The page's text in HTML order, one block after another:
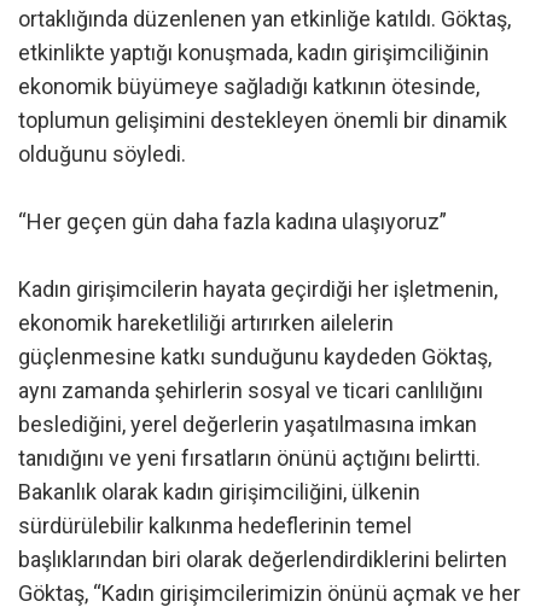
ortaklığında düzenlenen yan etkinliğe katıldı. Göktaş,
etkinlikte yaptığı konuşmada, kadın girişimciliğinin
ekonomik büyümeye sağladığı katkının ötesinde,
toplumun gelişimini destekleyen önemli bir dinamik
olduğunu söyledi.
“Her geçen gün daha fazla kadına ulaşıyoruz”
Kadın girişimcilerin hayata geçirdiği her işletmenin,
ekonomik hareketliliği artırırken ailelerin
güçlenmesine katkı sunduğunu kaydeden Göktaş,
aynı zamanda şehirlerin sosyal ve ticari canlılığını
beslediğini, yerel değerlerin yaşatılmasına imkan
tanıdığını ve yeni fırsatların önünü açtığını belirtti.
Bakanlık olarak kadın girişimciliğini, ülkenin
sürdürülebilir kalkınma hedeflerinin temel
başlıklarından biri olarak değerlendirdiklerini belirten
Göktaş, “Kadın girişimcilerimizin önünü açmak ve her